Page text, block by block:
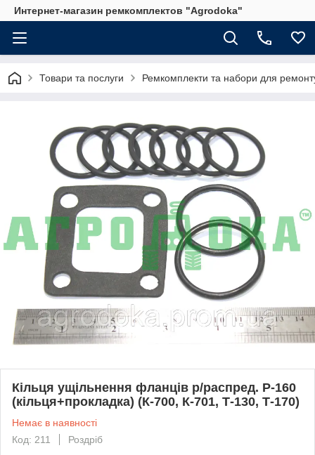
Интернет-магазин ремкомплектов "Agrodoka"
Товари та послуги Ремкомплекти та набори для
Кільця ущільнення фланців р/распред. Р-160
(кільця+прокладка) (К-700, К-701, Т-130, Т-170)
Немає в наявності
Код: 211
Роздріб